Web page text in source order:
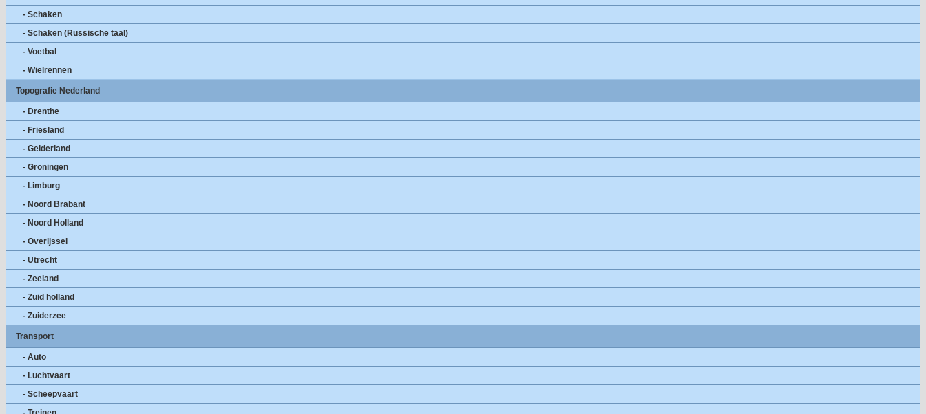
- Schaken
- Schaken (Russische taal)
- Voetbal
- Wielrennen
Topografie Nederland
- Drenthe
- Friesland
- Gelderland
- Groningen
- Limburg
- Noord Brabant
- Noord Holland
- Overijssel
- Utrecht
- Zeeland
- Zuid holland
- Zuiderzee
Transport
- Auto
- Luchtvaart
- Scheepvaart